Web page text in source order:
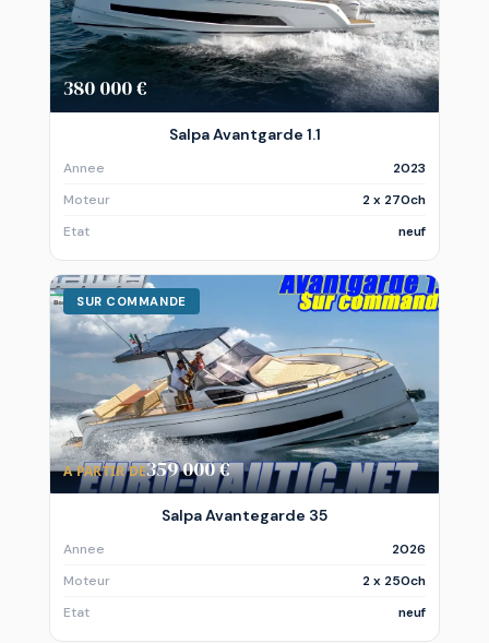
380 000 €
Salpa Avantgarde 1.1
Annee
2023
Moteur
2 x 270ch
Etat
neuf
SUR COMMANDE
A PARTIR DE359 000 €
Salpa Avantegarde 35
Annee
2026
Moteur
2 x 250ch
Etat
neuf